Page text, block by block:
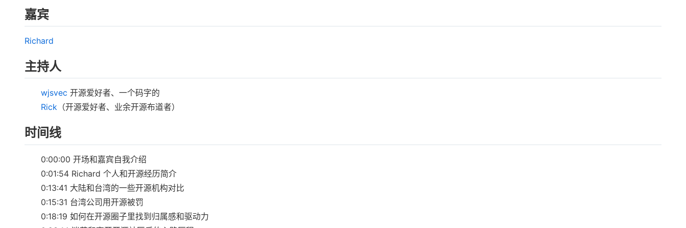
嘉宾
Richard
主持人
wjsvec 开源爱好者、一个码字的
Rick （开源爱好者、业余开源布道者）
时间线
0:00:00 开场和嘉宾自我介绍
0:01:54 Richard 个人和开源经历简介
0:13:41 大陆和台湾的一些开源机构对比
0:15:31 台湾公司用开源被罚
0:18:19 如何在开源圈子里找到归属感和驱动力